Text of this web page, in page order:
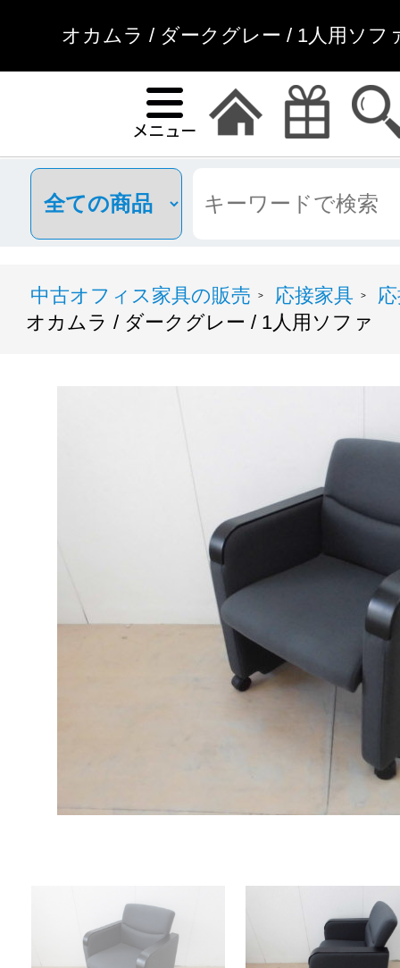
オカムラ / ダークグレー / 1人用ソフ
中古オフィス家具の販売 > 応接家具 >
オカムラ / ダークグレー / 1人用ソファ